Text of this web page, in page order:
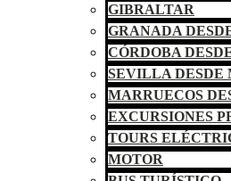
GIBRALTAR
GRANADA
CÓRDOBA
SEVILLA DESDE
MARRUECOS
EXCURSIONES
TOURS
MOTOR